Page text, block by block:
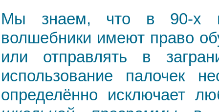
Мы знаем, что в 90-х
волшебники имеют право
или отправлять в
использование палочек
определённо исключает